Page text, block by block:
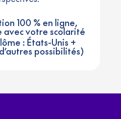
100 % en ligne,
avec votre scolarité
: États-Unis +
possibilités)